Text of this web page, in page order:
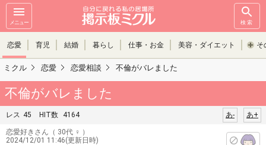
メニュー 検索
恋愛 育児 結婚 暮らし 仕事・お金 美容・ダイエット そ
ミクル 恋愛 恋愛相談 不倫がバレました
不倫がバレました
レス 45 HIT数 4164 あ+
あ-
恋愛好きさん （ 30代 ♀ ）
2024/12/01 11:46(更新日時)